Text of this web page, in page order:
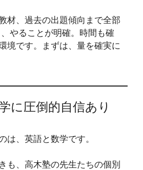
材、過去の出題傾向まで全部
やることが明確。時間も確
境です。まずは、量を確実に
圧倒的自信あり
は、英語と数学です。
も、高木塾の先生たちの個別